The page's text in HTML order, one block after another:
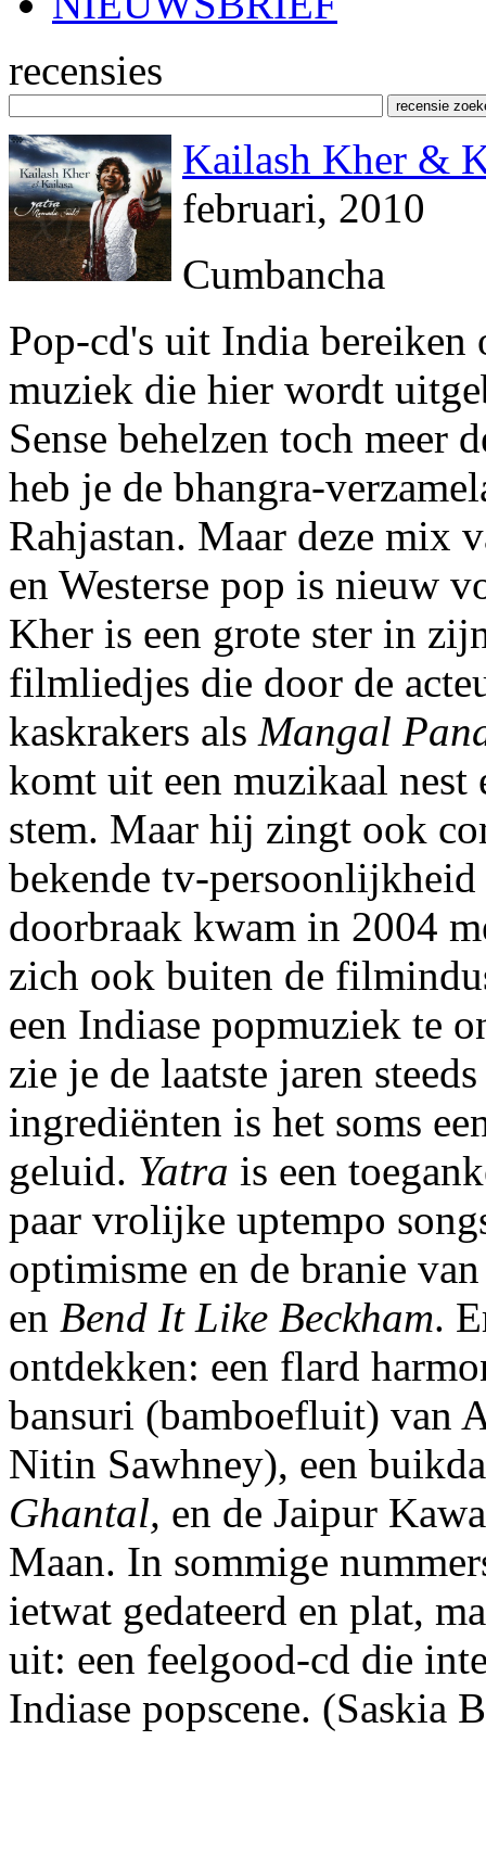
recensies
Kailash Kher &
februari, 2010
Cumbancha
Pop-cd's uit India
muziek die hier wordt
Sense behelzen toch meer
heb je de bhangra-
Rahjastan. Maar deze mix
en Westerse pop is nieuw
Kher is een grote ster in
filmliedjes die door de
kaskrakers als Mangal
komt uit een muzikaal nest
stem. Maar hij zingt ook
bekende tv-
doorbraak kwam in 2004
zich ook buiten de
een Indiase popmuziek te
zie je de laatste jaren
ingrediënten is het soms
geluid. Yatra is een
paar vrolijke uptempo
optimisme en de branie
en Bend It Like Beckham.
ontdekken: een flard
bansuri (bamboefluit) van
Nitin Sawhney), een
Ghantal, en de Jaipur
Maan. In sommige
ietwat gedateerd en plat,
uit: een feelgood-cd die
Indiase popscene. (Saskia